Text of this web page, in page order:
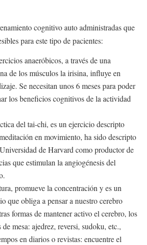
cognitivo auto administradas que
para este tipo de pacientes:
anaeróbicos, a través de una
de los músculos la irisina, influye en
Se necesitan unos 6 meses para poder
los beneficios cognitivos de la actividad
del tai-chi, es un ejercicio descripto
en movimiento, ha sido descripto
de Harvard como productor de
que estimulan la angiogénesis del
promueve la concentración y es un
que obliga a pensar a nuestro cerebro
formas de mantener activo el cerebro, los
de mesa: ajedrez, reversi, sudoku, etc.,
en diarios o revistas: encuentre el